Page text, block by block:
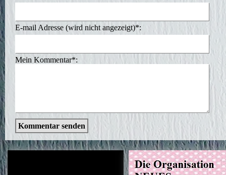
E-mail Adresse (wird nicht angezeigt)*:
Mein Kommentar*:
Kommentar senden